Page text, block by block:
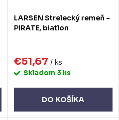
LARSEN Strelecký remeň -
PIRATE, biatlon
€51,67 / ks
Skladom 3 ks
DO KOŠÍKA